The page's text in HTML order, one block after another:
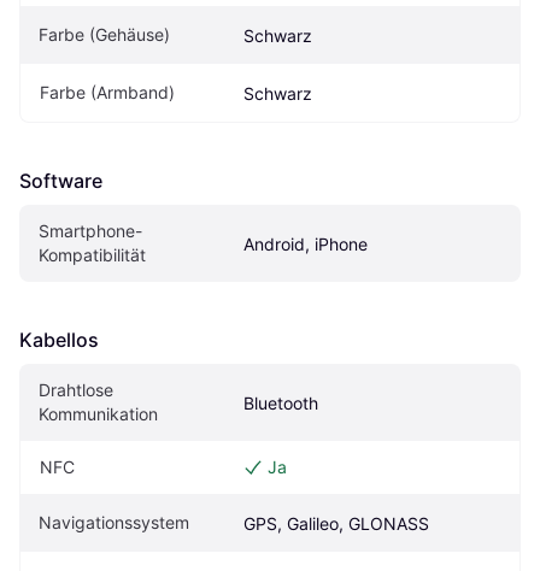
Farbe (Gehäuse) Schwarz
Farbe (Armband) Schwarz
Software
Smartphone-
Kompatibilität
Android, iPhone
Kabellos
Drahtlose
Kommunikation
Bluetooth
NFC Ja
Navigationssystem GPS, Galileo, GLONASS